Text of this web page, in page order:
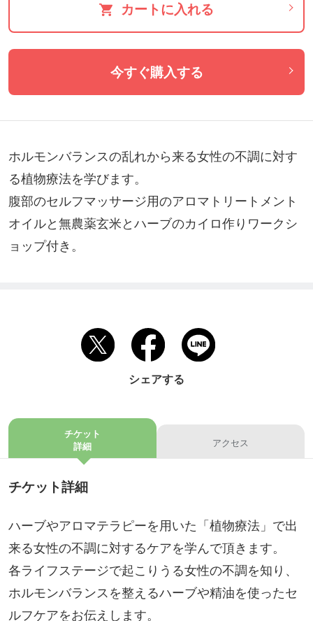
カートに入れる
今すぐ購入する
ホルモンバランスの乱れから来る女性の不調に対す
る植物療法を学びます。
腹部のセルフマッサージ用のアロマトリートメント
オイルと無農薬玄米とハーブのカイロ作りワークシ
ョップ付き。
シェアする
チケット
詳細
アクセス
チケット詳細
ハーブやアロマテラピーを用いた「植物療法」で出
来る女性の不調に対するケアを学んで頂きます。
各ライフステージで起こりうる女性の不調を知り、
ホルモンバランスを整えるハーブや精油を使ったセ
ルフケアをお伝えします。